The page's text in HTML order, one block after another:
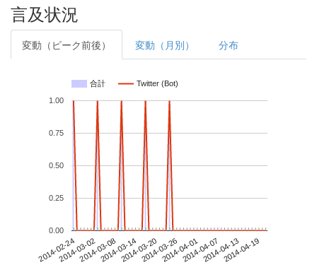
言及状況
変動（ピーク前後） 変動（月別） 分布
合計 Twitter (Bot)
2014-02-242014-03-022014-03-082014-03-142014-03-202014-03-262014-04-012014-04-072014-04-132014-04-19
0.00
0.25
0.50
0.75
1.00